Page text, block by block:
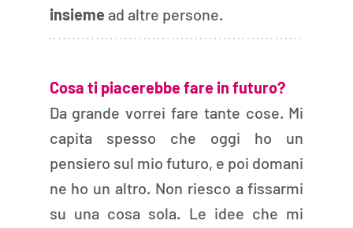
insieme ad altre persone.
Cosa ti piacerebbe fare in futuro?
Da grande vorrei fare tante cose. Mi
capita spesso che oggi ho un
pensiero sul mio futuro, e poi domani
ne ho un altro. Non riesco a fissarmi
su una cosa sola. Le idee che mi